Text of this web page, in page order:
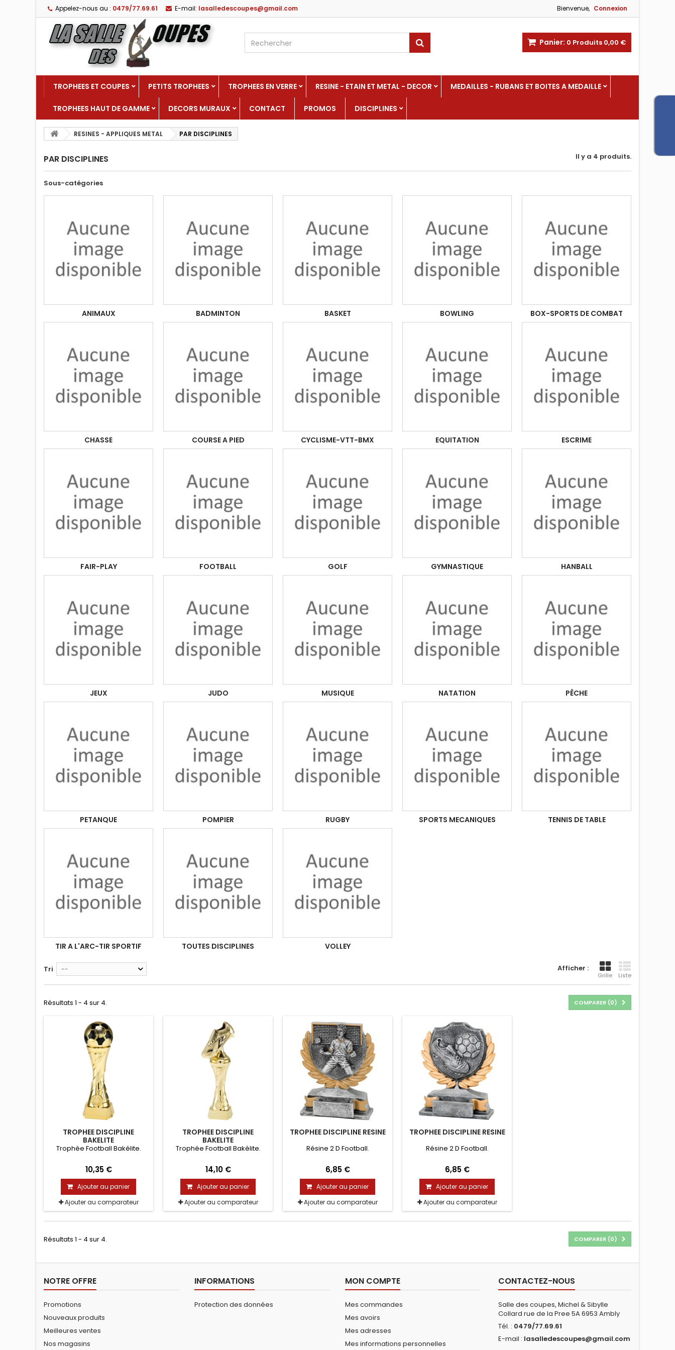
Bienvenue, Connexion
Appelez-nous au : 0479/77.69.61 E-mail: lasalledescoupes@gmail.com
Panier: 0 Produits 0,00 €
TROPHEES ET COUPES PETITS TROPHEES TROPHEES EN VERRE RESINE - ETAIN ET METAL - DECOR MEDAILLES - RUBANS ET BOITES A MEDAILLE
TROPHEES HAUT DE GAMME DECORS MURAUX CONTACT PROMOS DISCIPLINES
RESINES - APPLIQUES METAL PAR DISCIPLINES
PAR DISCIPLINES Il y a 4 produits.
Sous-catégories
ANIMAUX BADMINTON BASKET BOWLING BOX-SPORTS DE COMBAT
CHASSE COURSE A PIED CYCLISME-VTT-BMX EQUITATION ESCRIME
FAIR-PLAY FOOTBALL GOLF GYMNASTIQUE HANBALL
JEUX JUDO MUSIQUE NATATION PÊCHE
PETANQUE POMPIER RUGBY SPORTS MECANIQUES TENNIS DE TABLE
TIR A L'ARC-TIR SPORTIF TOUTES DISCIPLINES VOLLEY
Afficher :
Grille Liste
Tri --
COMPARER (0)
Résultats 1 - 4 sur 4.
TROPHEE DISCIPLINE
BAKELITE
Trophée Football Bakélite.
10,35 €
Ajouter au panier
Ajouter au comparateur
TROPHEE DISCIPLINE
BAKELITE
Trophée Football Bakélite.
14,10 €
Ajouter au panier
Ajouter au comparateur
TROPHEE DISCIPLINE RESINE
Résine 2 D Football.
6,85 €
Ajouter au panier
Ajouter au comparateur
TROPHEE DISCIPLINE RESINE
Résine 2 D Football.
6,85 €
Ajouter au panier
Ajouter au comparateur
COMPARER (0)
Résultats 1 - 4 sur 4.
NOTRE OFFRE
Promotions
Nouveaux produits
Meilleures ventes
Nos magasins
INFORMATIONS
Protection des données
MON COMPTE
Mes commandes
Mes avoirs
Mes adresses
Mes informations personnelles
CONTACTEZ-NOUS
Salle des coupes, Michel & Sibylle
Collard rue de la Pree 5A 6953 Ambly
Tél. : 0479/77.69.61
E-mail : lasalledescoupes@gmail.com